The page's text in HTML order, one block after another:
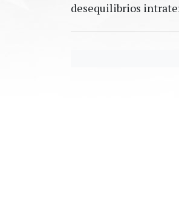
desequilibrios